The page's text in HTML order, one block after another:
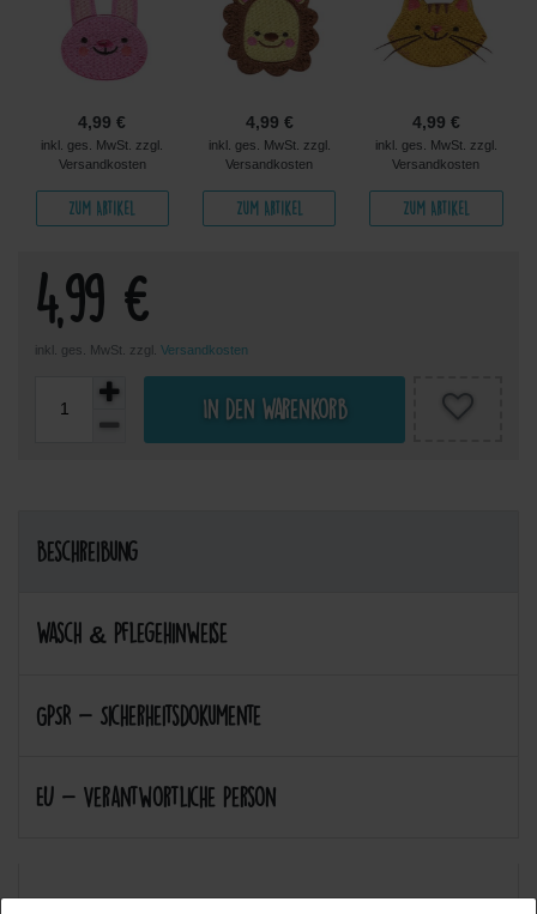
4,99 €
inkl. ges. MwSt. zzgl.
Versandkosten
Zum Artikel
4,99 €
inkl. ges. MwSt. zzgl.
Versandkosten
Zum Artikel
4,99 €
inkl. ges. MwSt. zzgl.
Versandkosten
Zum Artikel
4,99 €
inkl. ges. MwSt. zzgl. Versandkosten
In den Warenkorb
Beschreibung
Wasch & Pflegehinweise
GPSR - Sicherheitsdokumente
EU - Verantwortliche Person